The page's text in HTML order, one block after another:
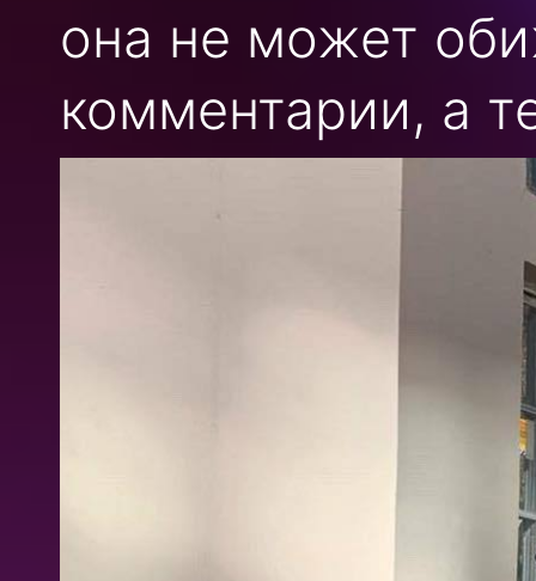
она не может
комментарии, а